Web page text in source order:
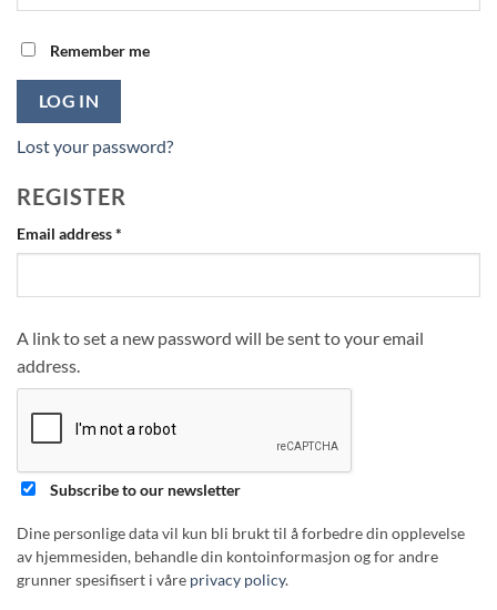
Remember me
LOG IN
Lost your password?
REGISTER
Email address*
A link to set a new password will be sent to your email
address.
Subscribe to our newsletter
Dine personlige data vil kun bli brukt til å forbedre din opplevelse
av hjemmesiden, behandle din kontoinformasjon og for andre
grunner spesifisert i våre privacy policy.